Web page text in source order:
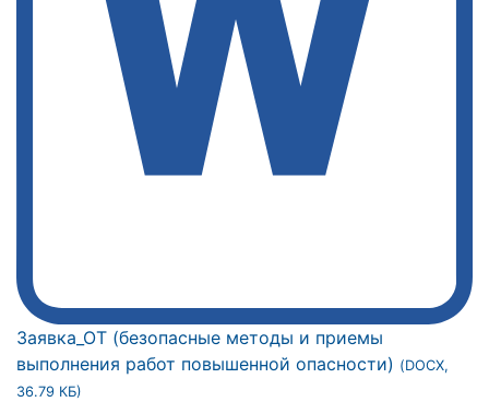
Заявка_ОТ (безопасные методы и приемы
выполнения работ повышенной опасности) (DOCX,
36.79 КБ)